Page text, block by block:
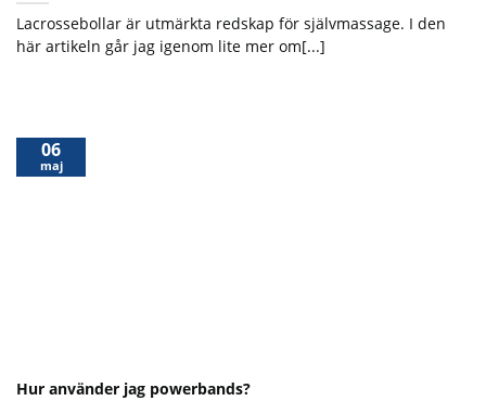
Lacrossebollar är utmärkta redskap för självmassage. I den
här artikeln går jag igenom lite mer om[...]
Hur använder jag powerbands?
06
maj